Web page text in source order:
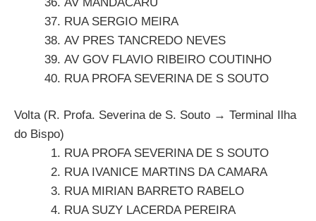
RUA SERGIO MEIRA
AV PRES TANCREDO NEVES
AV GOV FLAVIO RIBEIRO COUTINHO
RUA PROFA SEVERINA DE S SOUTO
Volta (R. Profa. Severina de S. Souto → Terminal Ilha
do Bispo)
RUA PROFA SEVERINA DE S SOUTO
RUA IVANICE MARTINS DA CAMARA
RUA MIRIAN BARRETO RABELO
RUA SUZY LACERDA PEREIRA